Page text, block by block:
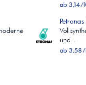
ab 3,14/
und…
ab